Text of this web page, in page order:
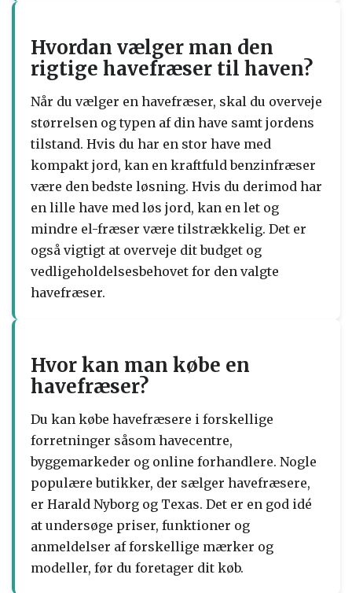
Hvordan vælger man den
rigtige havefræser til haven?
Når du vælger en havefræser, skal du overveje
størrelsen og typen af din have samt jordens
tilstand. Hvis du har en stor have med
kompakt jord, kan en kraftfuld benzinfræser
være den bedste løsning. Hvis du derimod har
en lille have med løs jord, kan en let og
mindre el-fræser være tilstrækkelig. Det er
også vigtigt at overveje dit budget og
vedligeholdelsesbehovet for den valgte
havefræser.
Hvor kan man købe en
havefræser?
Du kan købe havefræsere i forskellige
forretninger såsom havecentre,
byggemarkeder og online forhandlere. Nogle
populære butikker, der sælger havefræsere,
er Harald Nyborg og Texas. Det er en god idé
at undersøge priser, funktioner og
anmeldelser af forskellige mærker og
modeller, før du foretager dit køb.